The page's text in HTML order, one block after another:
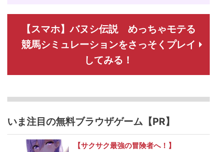
【スマホ】バヌシ伝説 めっちゃモテる
競馬シミュレーションをさっそくプレイ
してみる！
いま注目の無料ブラウザゲーム【PR】
【サクサク最強の冒険者へ！】